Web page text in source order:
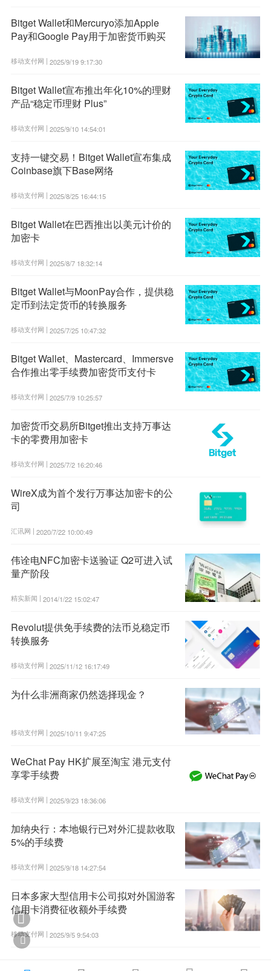
Bitget Wallet和Mercuryo添加Apple
Pay和Google Pay用于加密货币购买
移动支付网 | 2025/9/19 9:17:30
Bitget Wallet宣布推出年化10%的理财
产品“稳定币理财 Plus”
移动支付网 | 2025/9/10 14:54:01
支持一键交易！Bitget Wallet宣布集成
Coinbase旗下Base网络
移动支付网 | 2025/8/25 16:44:15
Bitget Wallet在巴西推出以美元计价的
加密卡
移动支付网 | 2025/8/7 18:32:14
Bitget Wallet与MoonPay合作，提供稳
定币到法定货币的转换服务
移动支付网 | 2025/7/25 10:47:32
Bitget Wallet、Mastercard、Immersve
合作推出零手续费加密货币支付卡
移动支付网 | 2025/7/9 10:25:57
加密货币交易所Bitget推出支持万事达
卡的零费用加密卡
移动支付网 | 2025/7/2 16:20:46
WireX成为首个发行万事达加密卡的公
司
汇讯网 | 2020/7/22 10:00:49
伟诠电NFC加密卡送验证 Q2可进入试
量产阶段
精实新闻 | 2014/1/22 15:02:47
Revolut提供免手续费的法币兑稳定币
转换服务
移动支付网 | 2025/11/12 16:17:49
为什么非洲商家仍然选择现金？
移动支付网 | 2025/10/11 9:47:25
WeChat Pay HK扩展至淘宝 港元支付
享零手续费
移动支付网 | 2025/9/23 18:36:06
加纳央行：本地银行已对外汇提款收取
5%的手续费
移动支付网 | 2025/9/18 14:27:54
日本多家大型信用卡公司拟对外国游客
信用卡消费征收额外手续费
移动支付网 | 2025/9/5 9:54:03

